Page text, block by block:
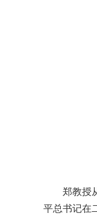
郑教授
平总书记在